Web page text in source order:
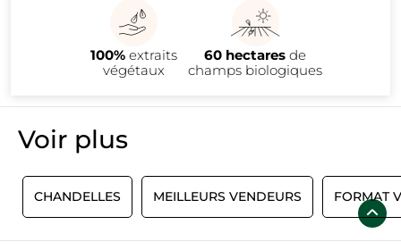
100% extraits
végétaux
60 hectaresde
champs biologiques
Voir plus​
CHANDELLES MEILLEURS VENDEURS FORMAT